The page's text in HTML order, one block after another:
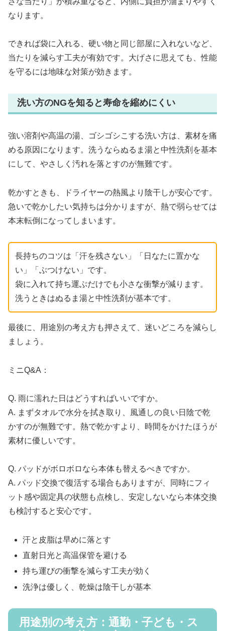
なります。
できれば袋に入れる、硬い物と同じ部屋に入れないなど、
当たりを減らす工夫が有効です。大げさに思えても、性能
を守るには地味な対策が効きます。
洗い方のNGを知ると寿命を縮めにくい
強い溶剤や高温の湯、ゴシゴシこする洗い方は、素材を痛
める原因になります。洗うならぬるま湯と中性洗剤を基本
にして、やさしく汚れを落とすのが無難です。
乾かすときも、ドライヤーの熱風より陰干しが安心です。
急いで乾かしたい気持ちは分かりますが、熱で弱らせては
本末転倒になってしまいます。
長持ちのコツは「汗を残さない」「日なたに置かな
い」「ぶつけない」です。
袋に入れて持ち運ぶだけでも小さな衝撃が減ります。
洗うときはぬるま湯と中性洗剤が基本です。
最後に、用途別の考え方も押さえて、迷いどころを減らし
ましょう。
ミニQ&A：
Q. 雨に濡れた日はどうすればいいですか。
A. まずタオルで水分を拭き取り、風通しの良い日陰で乾
かすのが無難です。熱で乾かすより、時間をかけたほうが
素材に優しいです。
Q. パッドがボロボロなら本体も替えるべきですか。
A. パッド交換で復活する場合もありますが、同時にフィ
ット感や固定具の状態も点検し、安定しないなら本体交換
も検討すると安心です。
汗と皮脂は早めに落とす
直射日光と高温保管を避ける
持ち運びの衝撃を減らす工夫が効く
洗浄は優しく、乾燥は陰干しが基本
用途別の考え方：通勤・子ども・ス